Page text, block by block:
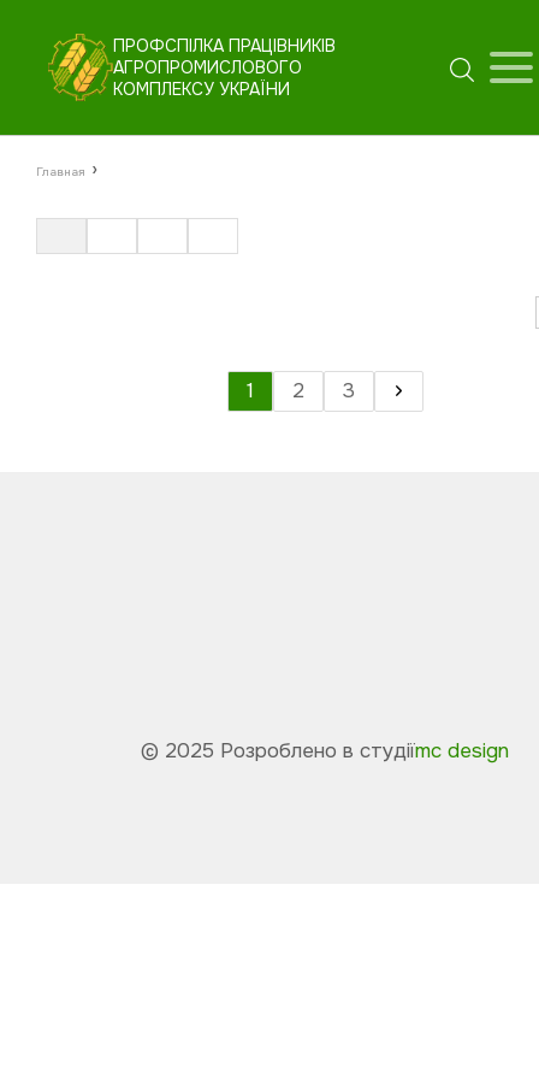
ПРОФСПІЛКА ПРАЦІВНИКІВ
АГРОПРОМИСЛОВОГО
КОМПЛЕКСУ УКРАЇНИ
Главная ›
1 2 3
© 2025 Розроблено в студіїmc design